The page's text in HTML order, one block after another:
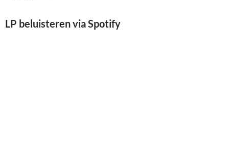
LP beluisteren via Spotify